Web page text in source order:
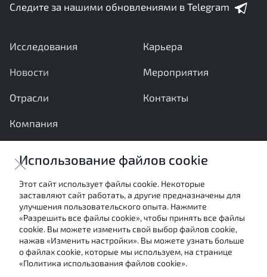
Следите за нашими обновлениями в Telegram
Исследования
Новости
Отрасли
Компания
Карьера
Мероприятия
Контакты
Отправить сообщение
Настоящие материалы являются собственностью
АНО «Межотраслевой экспертный центр» и не могут
быть использованы в каких-либо целях (в том числе
посредством цитирования или ссылки в средствах
массовой информации) без письменного согласия
авторов.
Использование файлов cookie
Этот сайт использует файлы cookie. Некоторые
заставляют сайт работать, а другие предназначены для
улучшения пользовательского опыта. Нажмите
«Разрешить все файлы cookie», чтобы принять все файлы
cookie. Вы можете изменить свой выбор файлов cookie,
нажав «Изменить настройки». Вы можете узнать больше
о файлах cookie, которые мы используем, на странице
«Политика использования файлов cookie».